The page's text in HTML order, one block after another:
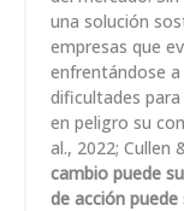
una solución
empresas que
enfrentándose
dificultades
en peligro su
al., 2022; Cullen
cambio puede
de acción